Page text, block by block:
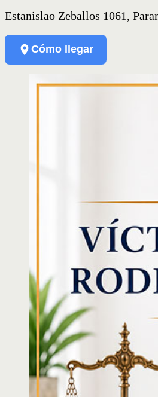
Estanislao Zeballos 1061,
Cómo llegar